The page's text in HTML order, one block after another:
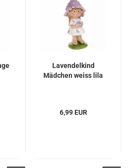
Lavendelkind
Mädchen weiss lila
6,99 EUR